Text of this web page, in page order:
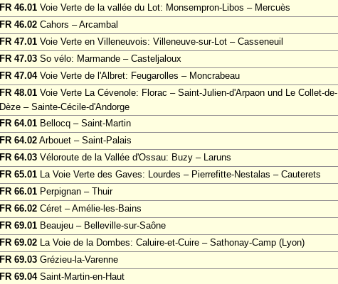
FR 46.01 Voie Verte de la vallée du Lot: Monsempron-Libos – Mercuès
FR 46.02 Cahors – Arcambal
FR 47.01 Voie Verte en Villeneuvois: Villeneuve-sur-Lot – Casseneuil
FR 47.03 So vélo: Marmande – Casteljaloux
FR 47.04Voie Verte de l'Albret: Feugarolles – Moncrabeau
FR 48.01 Voie Verte La Cévenole: Florac – Saint-Julien-d'Arpaon und Le Collet-de-
Dèze – Sainte-Cécile-d'Andorge
FR 64.01 Bellocq – Saint-Martin
FR 64.02 Arbouet – Saint-Palais
FR 64.03 Véloroute de la Vallée d'Ossau: Buzy – Laruns
FR 65.01 La Voie Verte des Gaves: Lourdes – Pierrefitte-Nestalas – Cauterets
FR 66.01 Perpignan – Thuir
FR 66.02 Céret – Amélie-les-Bains
FR 69.01 Beaujeu – Belleville-sur-Saône
FR 69.02 La Voie de la Dombes: Caluire-et-Cuire – Sathonay-Camp (Lyon)
FR 69.03 Grézieu-la-Varenne
FR 69.04Saint-Martin-en-Haut